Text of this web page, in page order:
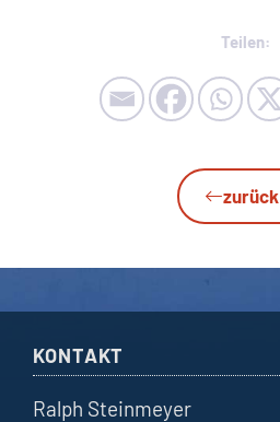
Teilen:
zurück
KONTAKT
Ralph Steinmeyer